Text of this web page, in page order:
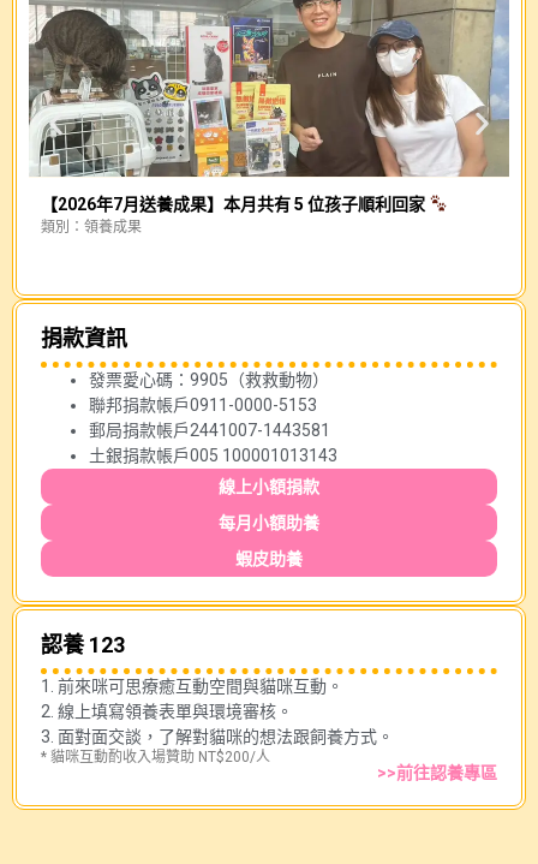
【2026年7月送養成果】本月共有 5 位孩子順利回家
類別： 領養成果
捐款資訊
發票愛心碼：9905（救救動物）
聯邦捐款帳戶0911-0000-5153
郵局捐款帳戶2441007-1443581
土銀捐款帳戶005 100001013143
線上小額捐款
每月小額助養
蝦皮助養
認養 123
1. 前來咪可思療癒互動空間與貓咪互動。
2. 線上填寫領養表單與環境審核。
3. 面對面交談，了解對貓咪的想法跟飼養方式。
* 貓咪互動酌收入場贊助 NT$200/人
>>前往認養專區